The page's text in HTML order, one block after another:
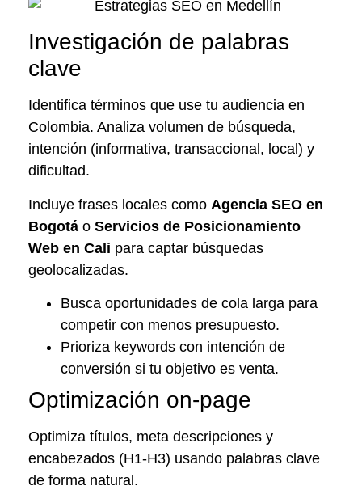
Investigación de palabras
clave
Identifica términos que use tu audiencia en
Colombia. Analiza volumen de búsqueda,
intención (informativa, transaccional, local) y
dificultad.
Incluye frases locales como Agencia SEO en
Bogotá o Servicios de Posicionamiento
Web en Cali para captar búsquedas
geolocalizadas.
Busca oportunidades de cola larga para
competir con menos presupuesto.
Prioriza keywords con intención de
conversión si tu objetivo es venta.
Optimización on-page
Optimiza títulos, meta descripciones y
encabezados (H1-H3) usando palabras clave
de forma natural.